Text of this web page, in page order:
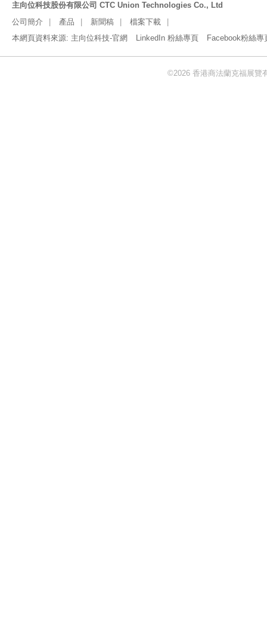
主向位科技股份有限公司 CTC Union Technologies Co., Ltd
公司簡介
產品 新聞稿
檔案下載
本網頁資料來源: 主向位科技-官網 LinkedIn 粉絲專頁 Facebook粉絲專
©2026 香港商法蘭克福展覽